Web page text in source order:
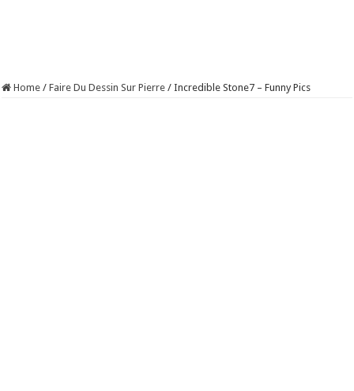
Home / Faire Du Dessin Sur Pierre / Incredible Stone7 – Funny Pics